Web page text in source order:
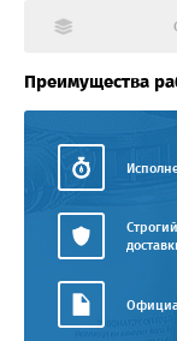
Преимущества